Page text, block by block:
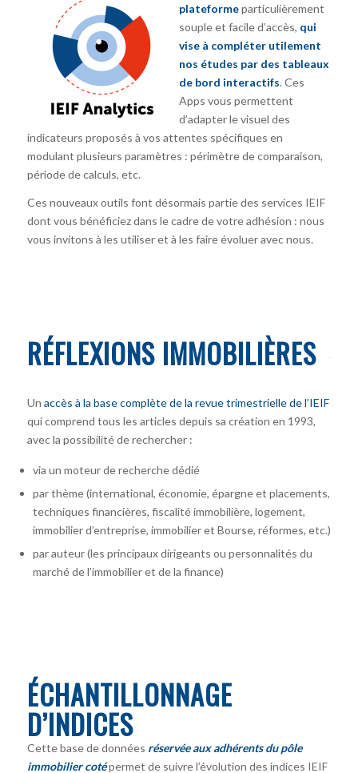
plateformeparticulièrement
souple et facile d’accès, qui
vise à compléter utilement
nos études par des tableaux
de bord interactifs. Ces
Apps vous permettent
d’adapter le visuel des
indicateurs proposés à vos attentes spécifiques en
modulant plusieurs paramètres : périmètre de comparaison,
période de calculs, etc.
Ces nouveaux outils font désormais partie des services IEIF
dont vous bénéficiez dans le cadre de votre adhésion : nous
vous invitons à les utiliser et à les faire évoluer avec nous.
RÉFLEXIONS IMMOBILIÈRES
Un accès à la base complète de la revue trimestrielle de l’IEIF
qui comprend tous les articles depuis sa création en 1993,
avec la possibilité de rechercher :
via un moteur de recherche dédié
par thème (international, économie, épargne et placements,
techniques financières, fiscalité immobilière, logement,
immobilier d’entreprise, immobilier et Bourse, réformes, etc.)
par auteur (les principaux dirigeants ou personnalités du
marché de l’immobilier et de la finance)
ÉCHANTILLONNAGE
D’INDICES
Cette base de données réservée aux adhérents du pôle
immobilier coté permet de suivre l’évolution des indices IEIF